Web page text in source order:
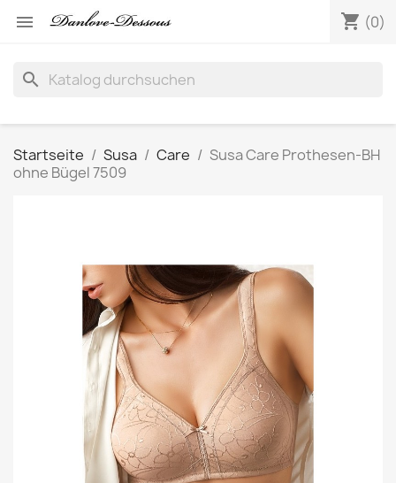
 shopping_cart (0)
search
Startseite Susa Care
Susa Care Prothesen-BH
ohne Bügel 7509